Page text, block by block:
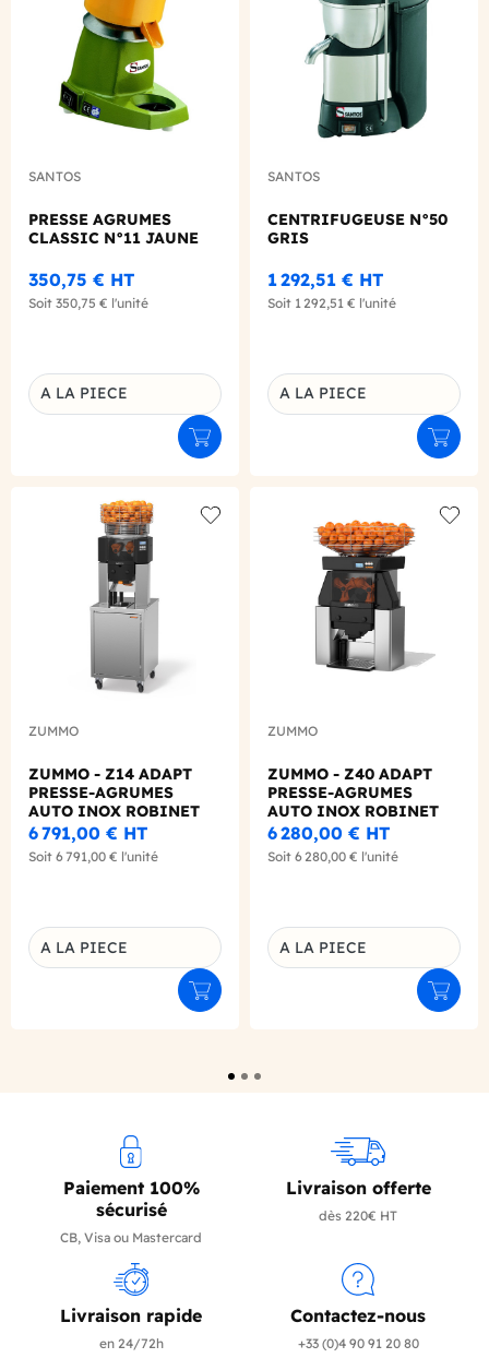
SANTOS
PRESSE AGRUMES
CLASSIC N°11 JAUNE
350,75 € HT
Soit 350,75 € l'unité
Déclinaison du produit
A LA PIECE
Ajouter au panier
SANTOS
CENTRIFUGEUSE N°50
GRIS
1 292,51 € HT
Soit 1 292,51 € l'unité
Déclinaison du produit
A LA PIECE
Add to wishlist
ZUMMO
ZUMMO - Z14 ADAPT
PRESSE-AGRUMES
AUTO INOX ROBINET
40L/H + MEUBLE
6 791,00 € HT
Soit 6 791,00 € l'unité
Déclinaison du produit
A LA PIECE
Ajouter au panier
ZUMMO
ZUMMO - Z40 ADAPT
PRESSE-AGRUMES
AUTO INOX ROBINET
200L/H
6 280,00 € HT
Soit 6 280,00 € l'unité
Déclinaison du produit
A LA PIECE
Paiement 100%
sécurisé
CB, Visa ou Mastercard
Livraison offerte
dès 220€ HT
Livraison rapide
en 24/72h
Contactez-nous
+33 (0)4 90 91 20 80